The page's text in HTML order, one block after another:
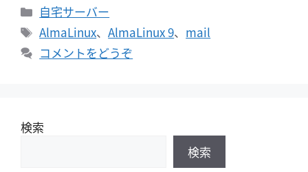
カ
テ
ゴ
リ
自宅サーバー
タ
グ
AlmaLinux、AlmaLinux 9、 mail
コメントをどうぞ
検索
検索